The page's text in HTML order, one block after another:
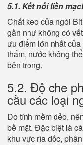
5.1. Kết nối liền
Chất keo của ngói
gần như không có
ưu điểm lớn nhất
thấm, nước không
bên trong.
5.2. Độ che
cầu các loại
Do tính mềm dẻo,
bề mặt. Đặc biệt là
khu vực rìa dốc,